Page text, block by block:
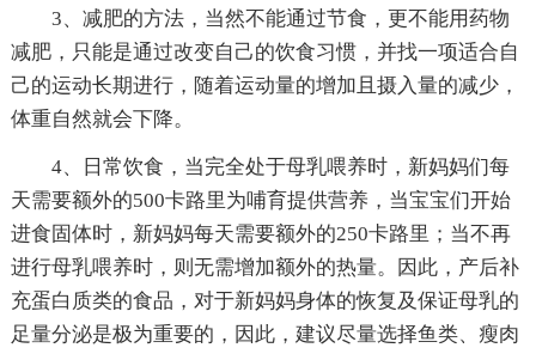
3、减肥的方法，当然不能通过节食，更不能用药物
减肥，只能是通过改变自己的饮食习惯，并找一项适合自
己的运动长期进行，随着运动量的增加且摄入量的减少，
体重自然就会下降。
4、日常饮食，当完全处于母乳喂养时，新妈妈们每
天需要额外的500卡路里为哺育提供营养，当宝宝们开始
进食固体时，新妈妈每天需要额外的250卡路里；当不再
进行母乳喂养时，则无需增加额外的热量。因此，产后补
充蛋白质类的食品，对于新妈妈身体的恢复及保证母乳的
足量分泌是极为重要的，因此，建议尽量选择鱼类、瘦肉